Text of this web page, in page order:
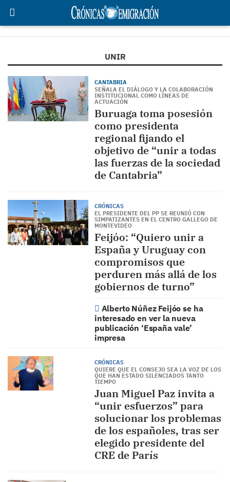
UNIR
CANTABRIA
SEÑALA EL DIÁLOGO Y LA COLABORACIÓN
INSTITUCIONAL COMO LÍNEAS DE
ACTUACIÓN
Buruaga toma posesión
como presidenta
regional fijando el
objetivo de “unir a todas
las fuerzas de la sociedad
de Cantabria”
CRÓNICAS
EL PRESIDENTE DEL PP SE REUNIÓ CON
SIMPATIZANTES EN EL CENTRO GALLEGO DE
MONTEVIDEO
Feijóo: “Quiero unir a
España y Uruguay con
compromisos que
perduren más allá de los
gobiernos de turno”
Alberto Núñez Feijóo se ha
interesado en ver la nueva
publicación ‘España vale’
impresa
CRÓNICAS
QUIERE QUE EL CONSEJO SEA LA VOZ DE LOS
QUE HAN ESTADO SILENCIADOS TANTO
TIEMPO
Juan Miguel Paz invita a
“unir esfuerzos” para
solucionar los problemas
de los españoles, tras ser
elegido presidente del
CRE de París